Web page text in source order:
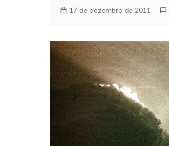
17 de dezembro de 2011